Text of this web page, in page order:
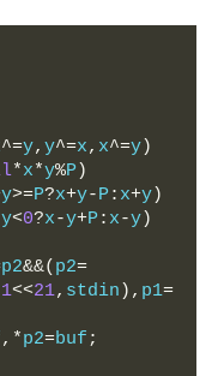
^=y, y^=x, x^=y)
*x*y%P )
y>=P?x+y-P : x+y)
y<0?x-y+P : x-y)
p2&&( p2=
1<<21, stdin ), p1=
,*p2=buf ;